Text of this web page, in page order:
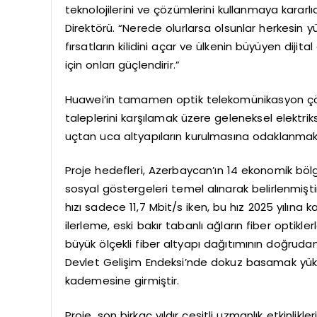
teknolojilerini ve çözümlerini kullanmaya
Direktörü. “Nerede olurlarsa olsunlar herkesin
fırsatların kilidini açar ve ülkenin büyüyen
için onları güçlendirir.”
Huawei’in tamamen optik telekomünikasyon
taleplerini karşılamak üzere geleneksel
uçtan uca altyapıların kurulmasına
Proje hedefleri, Azerbaycan’ın 14 ekonomik
sosyal göstergeleri temel alınarak
hızı sadece 11,7 Mbit/s iken, bu hız 2025
ilerleme, eski bakır tabanlı ağların fiber
büyük ölçekli fiber altyapı dağıtımının
Devlet Gelişim Endeksi’nde dokuz basamak
kademesine girmiştir.